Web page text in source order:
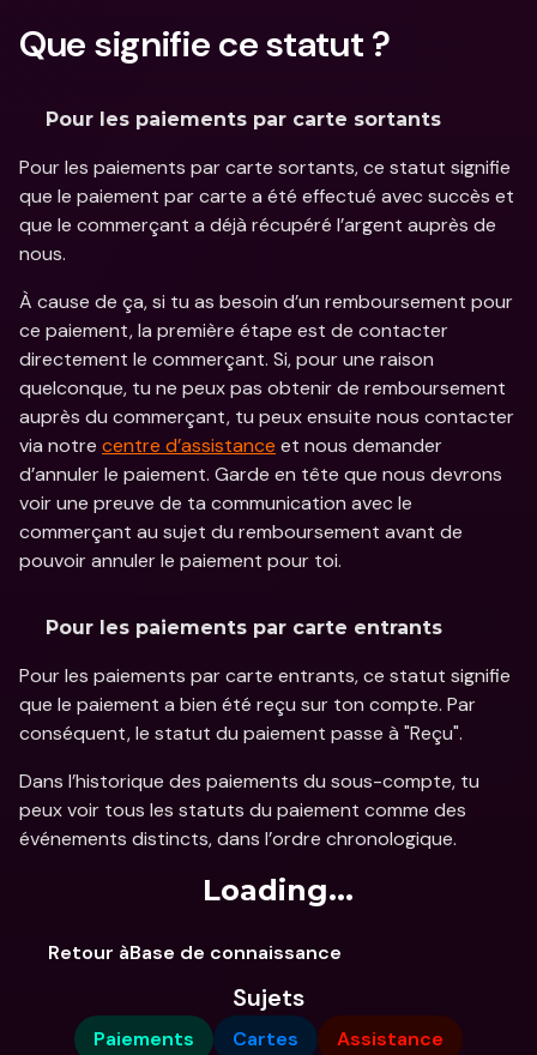
Que signifie ce statut ?
Pour les paiements par carte sortants
Pour les paiements par carte sortants, ce statut signifie
que le paiement par carte a été effectué avec succès et
que le commerçant a déjà récupéré l’argent auprès de
nous.
À cause de ça, si tu as besoin d’un remboursement pour
ce paiement, la première étape est de contacter
directement le commerçant. Si, pour une raison
quelconque, tu ne peux pas obtenir de remboursement
auprès du commerçant, tu peux ensuite nous contacter
via notre centre d’assistance et nous demander
d’annuler le paiement. Garde en tête que nous devrons
voir une preuve de ta communication avec le
commerçant au sujet du remboursement avant de
pouvoir annuler le paiement pour toi.
Pour les paiements par carte entrants
Pour les paiements par carte entrants, ce statut signifie
que le paiement a bien été reçu sur ton compte. Par
conséquent, le statut du paiement passe à "Reçu".
Dans l’historique des paiements du sous-compte, tu
peux voir tous les statuts du paiement comme des
événements distincts, dans l’ordre chronologique.
Loading...
Retour àBase de connaissance
Sujets
Paiements Cartes Assistance